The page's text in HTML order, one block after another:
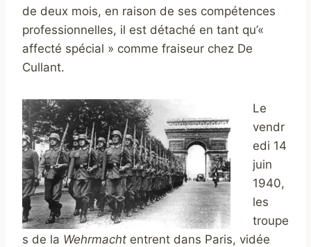
de deux mois, en raison de ses compétences
professionnelles, il est détaché en tant qu’«
affecté spécial » comme fraiseur chez De
Cullant.
Le
vendr
edi 14
juin
1940,
les
troupe
s de la Wehrmacht entrent dans Paris, vidée